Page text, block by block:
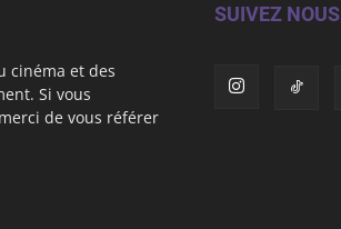
cinéma et des
Si vous
de vous référer
SUIVEZ NOUS